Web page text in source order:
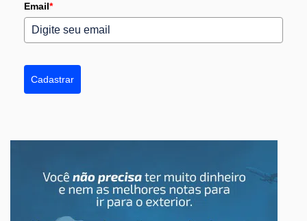
Email*
Cadastrar